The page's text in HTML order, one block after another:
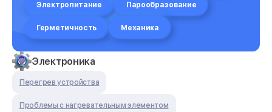
Электропитание Парообразование
Герметичность Механика
Электроника
Перегрев устройства
Проблемы с нагревательным элементом